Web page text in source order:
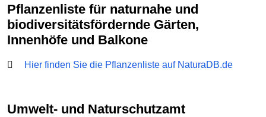
Pflanzenliste für naturnahe und
biodiversitätsfördernde Gärten,
Innenhöfe und Balkone
Hier finden Sie die Pflanzenliste auf NaturaDB.de
Umwelt- und Naturschutzamt